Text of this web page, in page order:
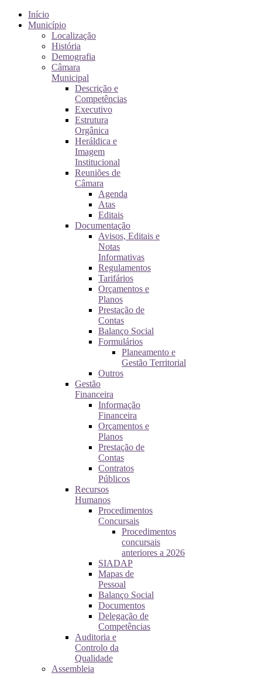
Início
Município
Localização
História
Demografia
Câmara
Municipal
Descrição e
Competências
Executivo
Estrutura
Orgânica
Heráldica e
Imagem
Institucional
Reuniões de
Câmara
Agenda
Atas
Editais
Documentação
Avisos, Editais e
Notas
Informativas
Regulamentos
Tarifários
Orçamentos e
Planos
Prestação de
Contas
Balanço Social
Formulários
Planeamento e
Gestão Territorial
Outros
Gestão
Financeira
Informação
Financeira
Orçamentos e
Planos
Prestação de
Contas
Contratos
Públicos
Recursos
Humanos
Procedimentos
Concursais
Procedimentos
concursais
anteriores a 2026
SIADAP
Mapas de
Pessoal
Balanço Social
Documentos
Delegação de
Competências
Auditoria e
Controlo da
Qualidade
Assembleia